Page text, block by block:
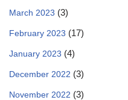
March 2023 (3)
February 2023 (17)
January 2023 (4)
December 2022 (3)
November 2022 (3)